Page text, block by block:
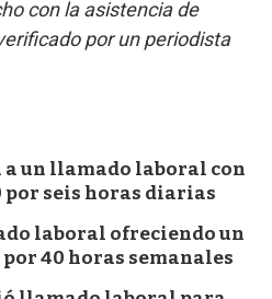
con la asistencia de
por un periodista
a un llamado laboral con
por seis horas diarias
laboral ofreciendo un
por 40 horas semanales